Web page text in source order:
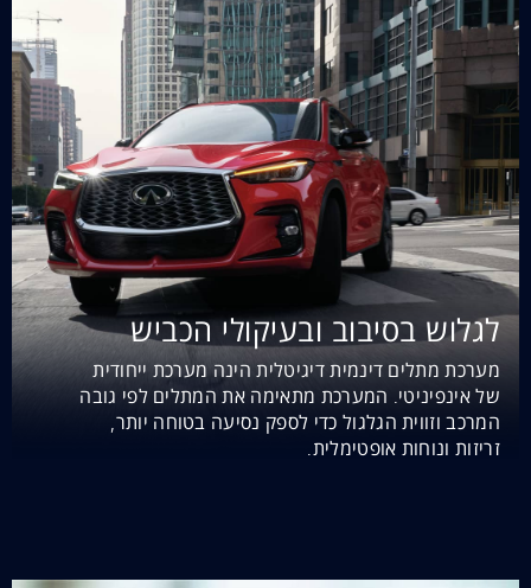
לגלוש בסיבוב ובעיקולי הכביש
מערכת מתלים דינמית דיגיטלית הינה מערכת ייחודית
של אינפיניטי. המערכת מתאימה את המתלים לפי גובה
המרכב וזווית הגלגול כדי לספק נסיעה בטוחה יותר,
זריזות ונוחות אופטימלית.